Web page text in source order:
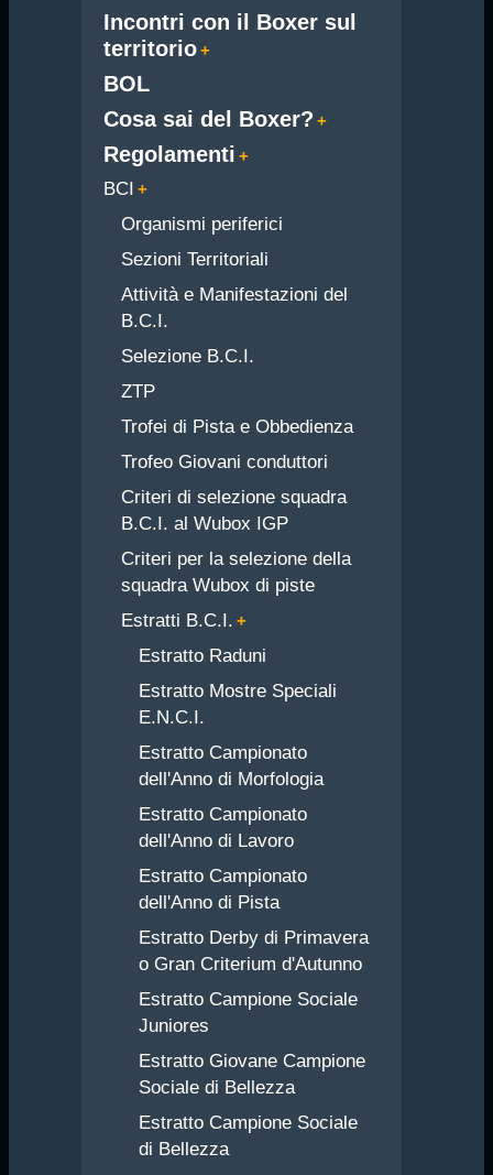
Incontri con il Boxer sul
territorio
BOL
Cosa sai del Boxer?
Regolamenti
BCI
Organismi periferici
Sezioni Territoriali
Attività e Manifestazioni del
B.C.I.
Selezione B.C.I.
ZTP
Trofei di Pista e Obbedienza
Trofeo Giovani conduttori
Criteri di selezione squadra
B.C.I. al Wubox IGP
Criteri per la selezione della
squadra Wubox di piste
Estratti B.C.I.
Estratto Raduni
Estratto Mostre Speciali
E.N.C.I.
Estratto Campionato
dell'Anno di Morfologia
Estratto Campionato
dell'Anno di Lavoro
Estratto Campionato
dell'Anno di Pista
Estratto Derby di Primavera
o Gran Criterium d'Autunno
Estratto Campione Sociale
Juniores
Estratto Giovane Campione
Sociale di Bellezza
Estratto Campione Sociale
di Bellezza